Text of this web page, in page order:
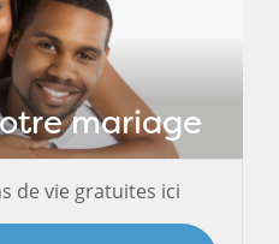
mariage
de vie gratuites ici